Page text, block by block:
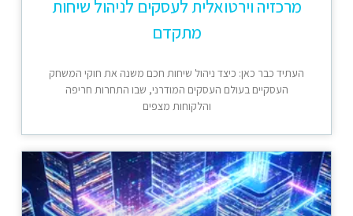
מרכזיה וירטואלית לעסקים לניהול שיחות
מתקדם
העתיד כבר כאן: כיצד ניהול שיחות חכם משנה את חוקי המשחק
העסקיים בעולם העסקים המודרני, שבו התחרות חריפה
והלקוחות מצפים